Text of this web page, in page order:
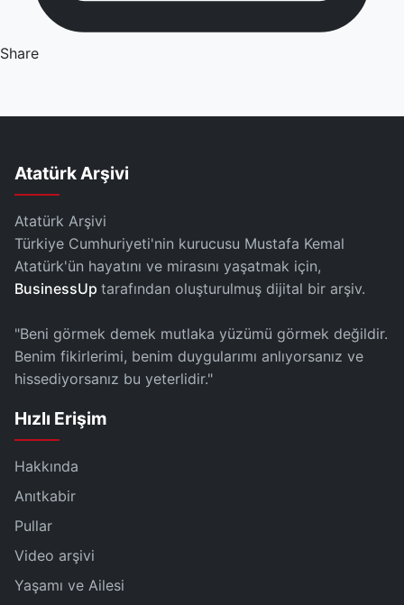
Share
Atatürk Arşivi
Atatürk Arşivi
Türkiye Cumhuriyeti'nin kurucusu Mustafa Kemal
Atatürk'ün hayatını ve mirasını yaşatmak için,
BusinessUp tarafından oluşturulmuş dijital bir arşiv.
"Beni görmek demek mutlaka yüzümü görmek değildir.
Benim fikirlerimi, benim duygularımı anlıyorsanız ve
hissediyorsanız bu yeterlidir."
Hızlı Erişim
Hakkında
Anıtkabir
Pullar
Video arşivi
Yaşamı ve Ailesi